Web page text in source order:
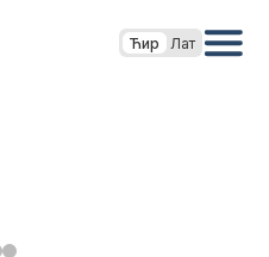
Ћир Лат